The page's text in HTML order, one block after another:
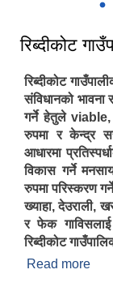
रिब्दीकोट
रिब्दीकोट
संविधानको भावना
गर्ने हेतुले
रुपमा र केन्द्र
आधारमा
विकास गर्ने
रुपमा परिस्करण
ख्याहा, देउराली,
र फेक गाविसलाई
रिब्दीकोट
Read more